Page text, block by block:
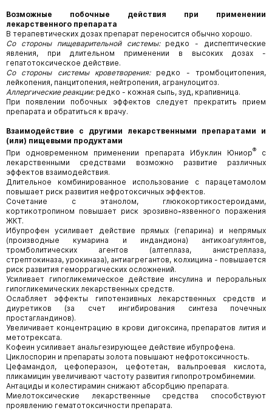
Возможные побочные действия при применении
лекарственного препарата
В терапевтических дозах препарат переносится обычно хорошо.
Со стороны пищеварительной системы:редко - диспептические
явления, при длительном применении в высоких дозах -
гепатотоксическое действие.
Со стороны системы кроветворения:редко - тромбоцитопения,
лейкопения, панцитопения, нейтропения, агранулоцитоз.
Аллергические реакции:редко - кожная сыпь, зуд, крапивница.
При появлении побочных эффектов следует прекратить прием
препарата и обратиться к врачу.
Взаимодействие с другими лекарственными препаратами и
(или) пищевыми продуктами
При одновременном применении препарата Ибуклин Юниор®с
лекарственными средствами возможно развитие различных
эффектов взаимодействия.
Длительное комбинированное использование с парацетамолом
повышает риск развития нефротоксичных эффектов.
Сочетание с этанолом, глюкокортикостероидами,
кортикотропином повышает риск эрозивно-язвенного поражения
ЖКТ.
Ибупрофен усиливает действие прямых (гепарина) и непрямых
(производные кумарина и индандиона) антикоагулянтов,
тромболитических агентов (алтеплаза, анистреплаза,
стрептокиназа, урокиназа), антиагрегантов, колхицина - повышается
риск развития геморрагических осложнений.
Усиливает гипогликемическое действие инсулина и пероральных
гипогликемических лекарственных средств.
Ослабляет эффекты гипотензивных лекарственных средств и
диуретиков (за счет ингибирования синтеза почечных
простагландинов).
Увеличивает концентрацию в крови дигоксина, препаратов лития и
метотрексата.
Кофеин усиливает анальгезирующее действие ибупрофена.
Циклоспорин и препараты золота повышают нефротоксичность.
Цефамандол, цефоперазон, цефотетан, вальпроевая кислота,
пликамицин увеличивают частоту развития гипопротромбинемии.
Антациды и колестирамин снижают абсорбцию препарата.
Миелотоксические лекарственные средства способствуют
проявлению гематотоксичности препарата.